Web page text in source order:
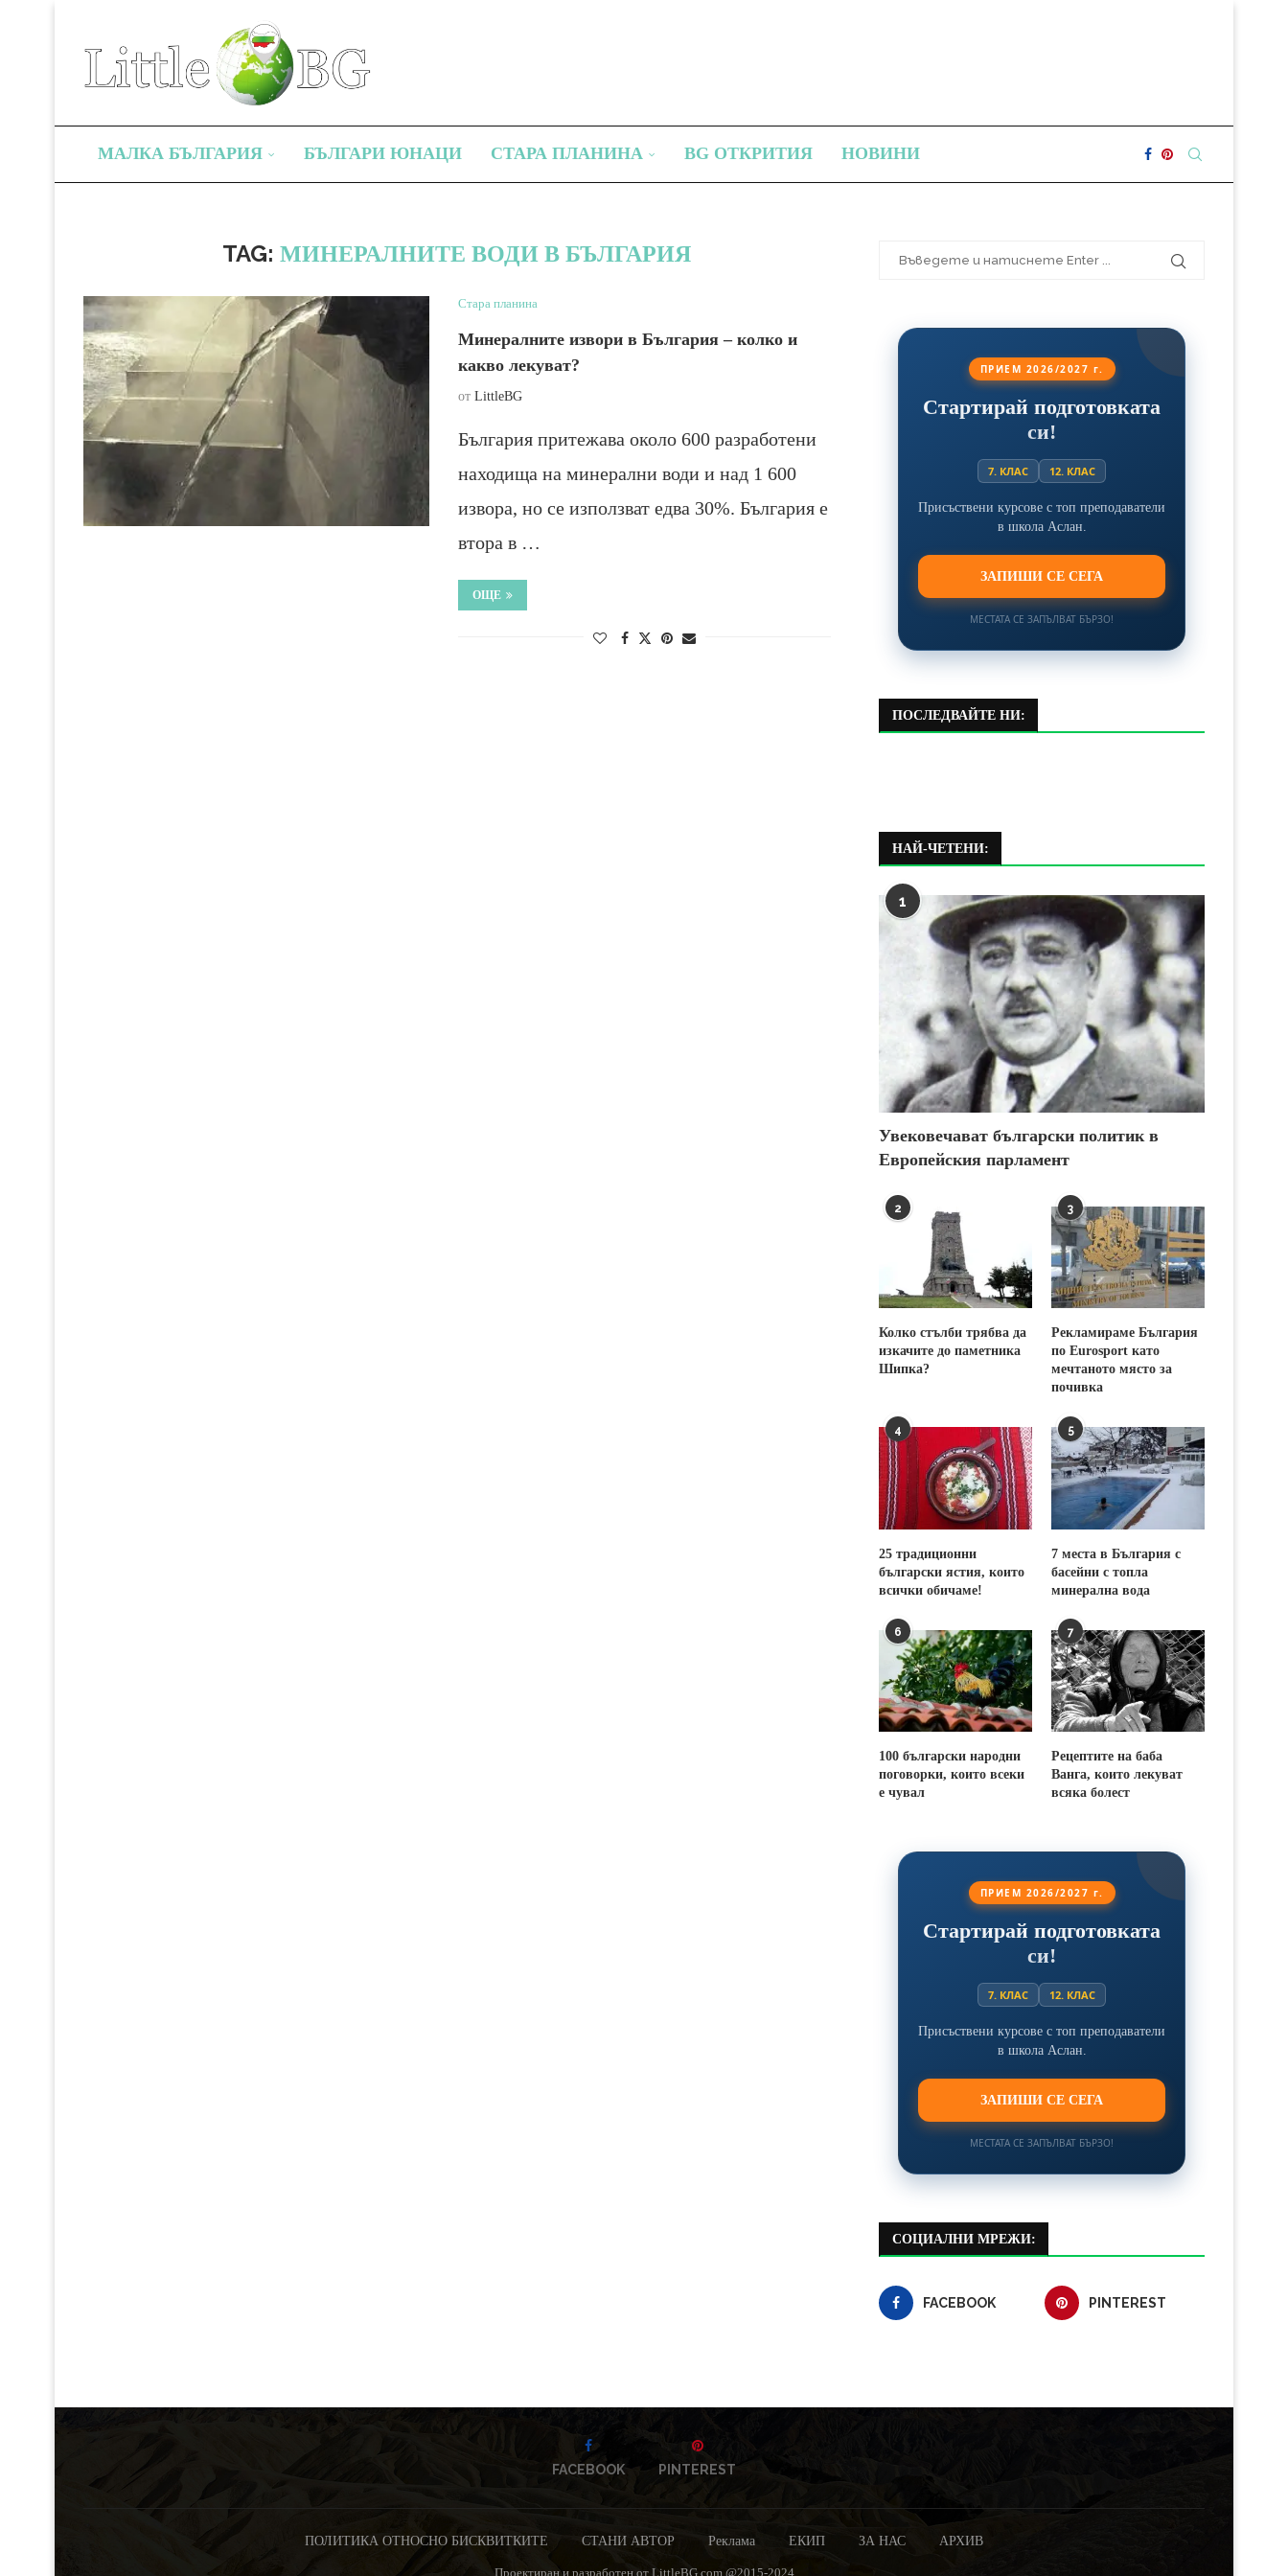
МАЛКА БЪЛГАРИЯ БЪЛГАРИ ЮНАЦИ СТАРА ПЛАНИНА BG ОТКРИТИЯ НОВИНИ
TAG:МИНЕРАЛНИТЕ ВОДИ В БЪЛГАРИЯ
Стара планина
Минералните извори в България – колко и
какво лекуват?
от LittleBG
България притежава около 600 разработени
находища на минерални води и над 1 600
извора, но се използват едва 30%. България е
втора в …
ОЩЕ
ПРИЕМ 2026/2027 г.
Стартирай подготовката
си!
7. КЛАС 12. КЛАС
Присъствени курсове с топ преподаватели
в школа Аслан.
ЗАПИШИ СЕ СЕГА
МЕСТАТА СЕ ЗАПЪЛВАТ БЪРЗО!
ПОСЛЕДВАЙТЕ НИ:
НАЙ-ЧЕТЕНИ:
1
Увековечават български политик в
Европейския парламент
2
Колко стълби трябва да
изкачите до паметника
Шипка?
3
Рекламираме България
по Eurosport като
мечтаното място за
почивка
4
25 традиционни
български ястия, които
всички обичаме!
5
7 места в България с
басейни с топла
минерална вода
6
100 български народни
поговорки, които всеки
е чувал
7
Рецептите на баба
Ванга, които лекуват
всяка болест
ПРИЕМ 2026/2027 г.
Стартирай подготовката
си!
7. КЛАС 12. КЛАС
Присъствени курсове с топ преподаватели
в школа Аслан.
ЗАПИШИ СЕ СЕГА
МЕСТАТА СЕ ЗАПЪЛВАТ БЪРЗО!
СОЦИАЛНИ МРЕЖИ:
FACEBOOK PINTEREST
FACEBOOK PINTEREST
ПОЛИТИКА ОТНОСНО БИСКВИТКИТЕ СТАНИ АВТОР Реклама ЕКИП ЗА НАС АРХИВ
Проектиран и разработен от LittleBG.com @2015-2024